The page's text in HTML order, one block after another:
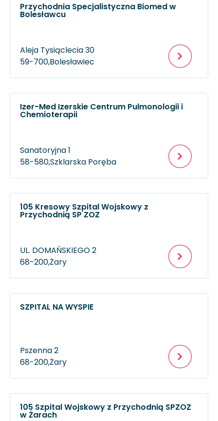
Przychodnia Specjalistyczna Biomed w
Bolesławcu
Aleja Tysiąclecia 30
59-700,Bolesławiec
Izer-Med Izerskie Centrum Pulmonologii i
Chemioterapii
Sanatoryjna 1
58-580,Szklarska Poręba
105 Kresowy Szpital Wojskowy z
Przychodnią SP ZOZ
UL. DOMAŃSKIEGO 2
68-200,Żary
SZPITAL NA WYSPIE
Pszenna 2
68-200,Żary
105 Szpital Wojskowy z Przychodnią SPZOZ
w Żarach